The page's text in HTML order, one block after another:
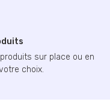
sur place ou en
choix.